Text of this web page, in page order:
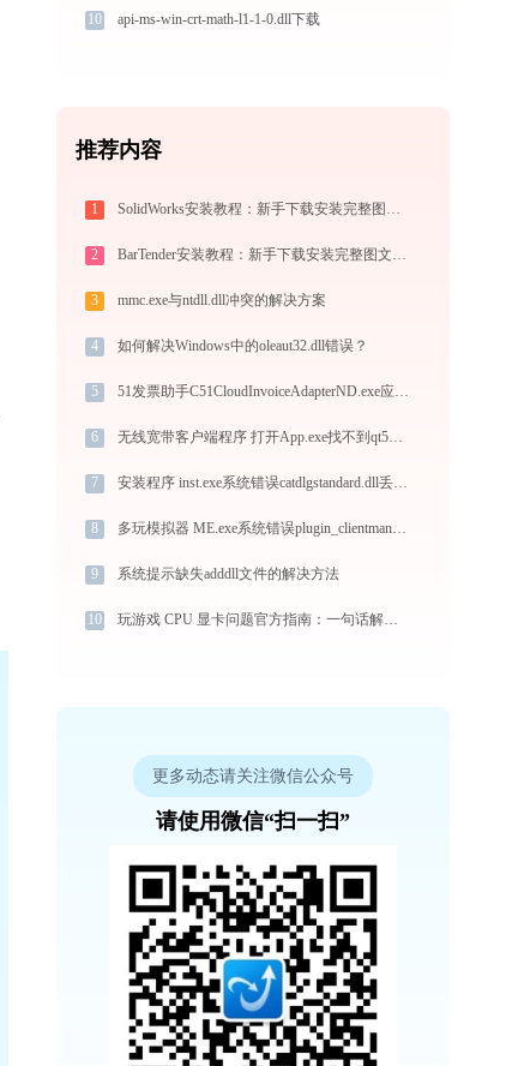
10 api-ms-win-crt-math-l1-1-0.dll下载
推荐内容
1 SolidWorks安装教程：新手下载安装完整图文指南
2 BarTender安装教程：新手下载安装完整图文步骤
3 mmc.exe与ntdll.dll冲突的解决方案
4 如何解决Windows中的oleaut32.dll错误？
5 51发票助手C51CloudInvoiceAdapterND.exe应用程序错误0xc0000017解决方法
6 无线宽带客户端程序 打开App.exe找不到qt5quickwidgets_ad_5_12.dll怎么办
7 安装程序 inst.exe系统错误catdlgstandard.dll丢失如何解决
8 多玩模拟器 ME.exe系统错误plugin_clientmanager.dll丢失如何解决
9 系统提示缺失adddll文件的解决方法
10 玩游戏 CPU 显卡问题官方指南：一句话解决占用率高、正常范围及监控教程 - 兼容 Win10/11
更多动态请关注微信公众号
请使用微信“扫一扫”